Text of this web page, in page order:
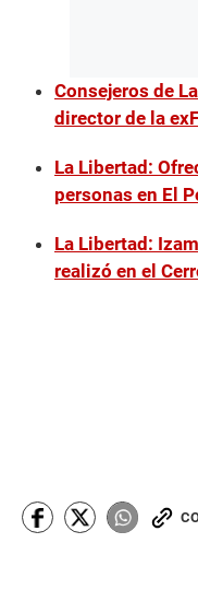
Consejeros de
director de la
La Libertad:
personas en El
La Libertad:
realizó en el